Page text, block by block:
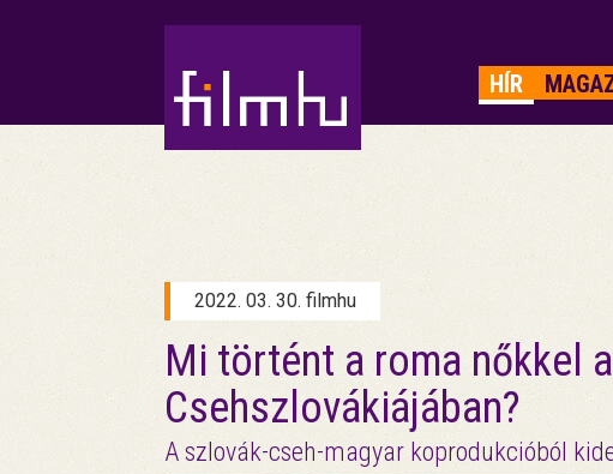
HÍR
2022. 03. 30. filmhu
Mi történt a roma nőkkel
Csehszlovákiájában?
A szlovák-cseh-magyar koprodukcióból